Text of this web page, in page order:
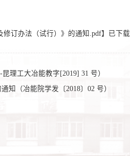
修订办法（试行）》的通知.pdf】已下载
理工大冶能教字[2019] 31 号）
知（冶能院学发〔2018〕02 号）